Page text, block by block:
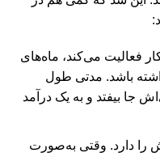
فعالیت می‌کند، ماه‌های
داشته باشد. مدتی طول
جا بیفتد و به یک درآمد
دارد. وقتی به‌صورت